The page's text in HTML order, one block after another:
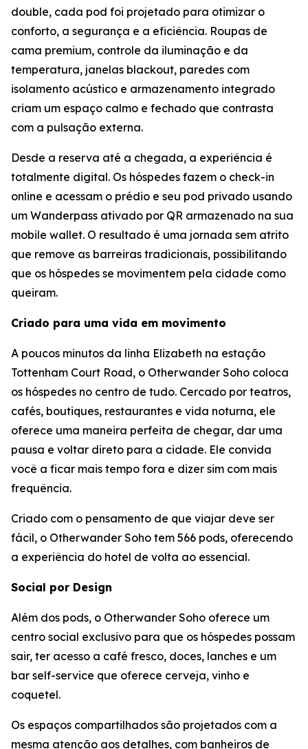
double, cada pod foi projetado para otimizar o
conforto, a segurança e a eficiência. Roupas de
cama premium, controle da iluminação e da
temperatura, janelas blackout, paredes com
isolamento acústico e armazenamento integrado
criam um espaço calmo e fechado que contrasta
com a pulsação externa.
Desde a reserva até a chegada, a experiência é
totalmente digital. Os hóspedes fazem o check-in
online e acessam o prédio e seu pod privado usando
um Wanderpass ativado por QR armazenado na sua
mobile wallet. O resultado é uma jornada sem atrito
que remove as barreiras tradicionais, possibilitando
que os hóspedes se movimentem pela cidade como
queiram.
Criado para uma vida em movimento
A poucos minutos da linha Elizabeth na estação
Tottenham Court Road, o Otherwander Soho coloca
os hóspedes no centro de tudo. Cercado por teatros,
cafés, boutiques, restaurantes e vida noturna, ele
oferece uma maneira perfeita de chegar, dar uma
pausa e voltar direto para a cidade. Ele convida
você a ficar mais tempo fora e dizer sim com mais
frequência.
Criado com o pensamento de que viajar deve ser
fácil, o Otherwander Soho tem 566 pods, oferecendo
a experiência do hotel de volta ao essencial.
Social por Design
Além dos pods, o Otherwander Soho oferece um
centro social exclusivo para que os hóspedes possam
sair, ter acesso a café fresco, doces, lanches e um
bar self-service que oferece cerveja, vinho e
coquetel.
Os espaços compartilhados são projetados com a
mesma atenção aos detalhes, com banheiros de